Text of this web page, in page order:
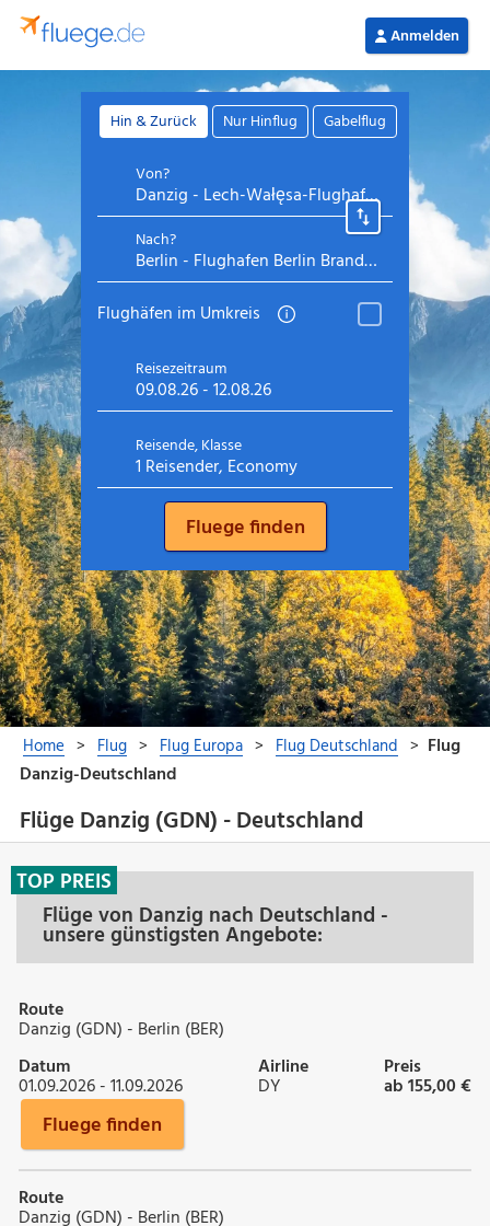
Flüge Danzig (GDN) - Deutschland
Flüge von Danzig nach Deutschland -
unsere günstigsten Angebote:
TOP PREIS
Route
Danzig (GDN) - Berlin (BER)
Datum
01.09.2026 - 11.09.2026
Airline
DY
Preis
ab 155,00 €
Fluege finden
Route
Danzig (GDN) - Berlin (BER)